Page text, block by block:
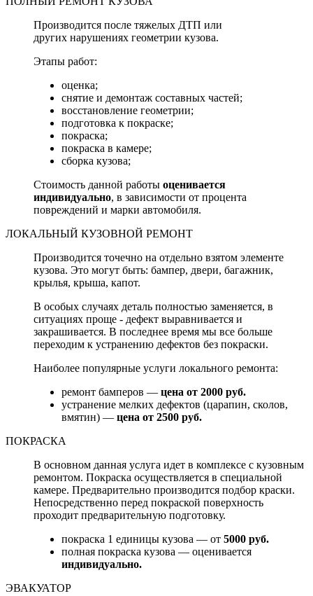
Производится после тяжелых ДТП или
других нарушениях геометрии кузова.
Этапы работ:
оценка;
снятие и демонтаж составных частей;
восстановление геометрии;
подготовка к покраске;
покраска;
покраска в камере;
сборка кузова;
Стоимость данной работы оценивается
индивидуально, в зависимости от процента
повреждений и марки автомобиля.
ЛОКАЛЬНЫЙ КУЗОВНОЙ РЕМОНТ
Производится точечно на отдельно взятом элементе
кузова. Это могут быть: бампер, двери, багажник,
крылья, крыша, капот.
В особых случаях деталь полностью заменяется, в
ситуациях проще - дефект выравнивается и
закрашивается. В последнее время мы все больше
переходим к устранению дефектов без покраски.
Наиболее популярные услуги локального ремонта:
ремонт бамперов — цена от 2000 руб.
устранение мелких дефектов (царапин, сколов,
вмятин) — цена от 2500 руб.
ПОКРАСКА
В основном данная услуга идет в комплексе с кузовным
ремонтом. Покраска осуществляется в специальной
камере. Предварительно производится подбор краски.
Непосредственно перед покраской поверхность
проходит предварительную подготовку.
покраска 1 единицы кузова — от 5000 руб.
полная покраска кузова — оценивается
индивидуально.
ЭВАКУАТОР